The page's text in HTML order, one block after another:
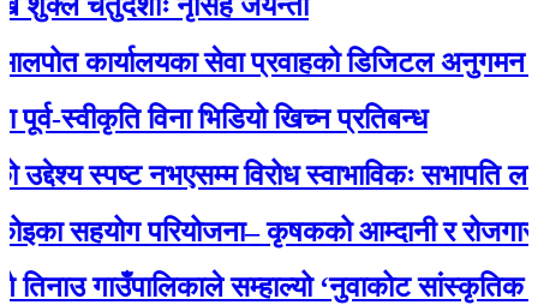
कार्यालयका सेवा प्रवाहको डिजिटल अनुगमन सुरु,
स्वीकृति विना भिडियो खिच्न प्रतिबन्ध
स्पष्ट नभएसम्म विरोध स्वाभाविकः सभापति
सहयोग परियोजना– कृषकको आम्दानी र रोजगारमा
गाउँपालिकाले सम्हाल्यो ‘नुवाकोट सांस्कृतिक